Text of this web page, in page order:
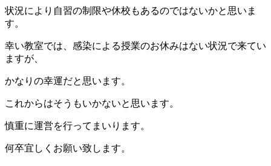
状況により自習の制限や休校もあるのではないかと思いま
す。
幸い教室では、感染による授業のお休みはない状況で来てい
ますが、
かなりの幸運だと思います。
これからはそうもいかないと思います。
慎重に運営を行ってまいります。
何卒宜しくお願い致します。